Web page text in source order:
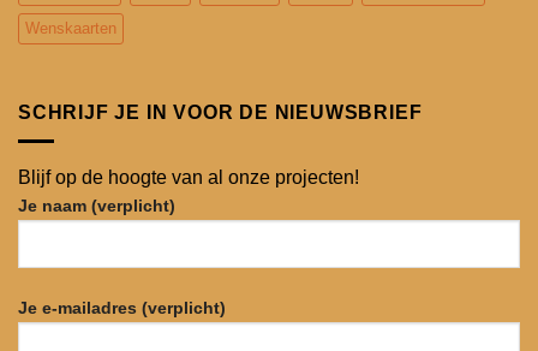
Wenskaarten
SCHRIJF JE IN VOOR DE NIEUWSBRIEF
Blijf op de hoogte van al onze projecten!
Je naam (verplicht)
Je e-mailadres (verplicht)